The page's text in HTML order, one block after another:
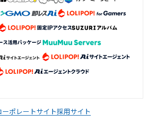
ーポレートサイト採用サイト